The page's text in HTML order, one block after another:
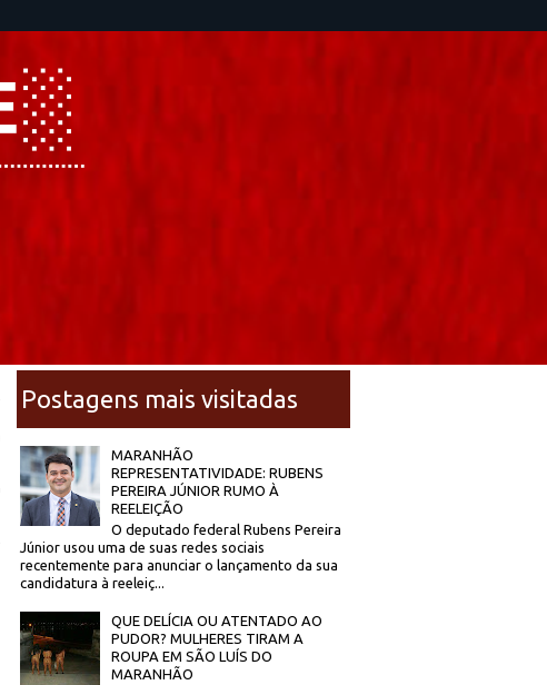
Postagens mais visitadas
MARANHÃO
REPRESENTATIVIDADE: RUBENS
PEREIRA JÚNIOR RUMO À
REELEIÇÃO
O deputado federal Rubens Pereira
Júnior usou uma de suas redes sociais
recentemente para anunciar o lançamento da sua
candidatura à reeleiç...
QUE DELÍCIA OU ATENTADO AO
PUDOR? MULHERES TIRAM A
ROUPA EM SÃO LUÍS DO
MARANHÃO